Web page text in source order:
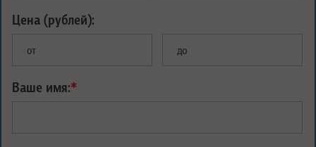
Цена (рублей):
от до
Ваше имя:*